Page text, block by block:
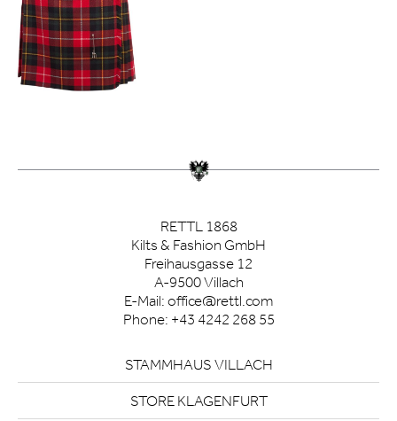
RETTL 1868
Kilts & Fashion GmbH
Freihausgasse 12
A-9500 Villach
E-Mail: office@rettl.com
Phone: +43 4242 268 55
STAMMHAUS VILLACH
STORE KLAGENFURT